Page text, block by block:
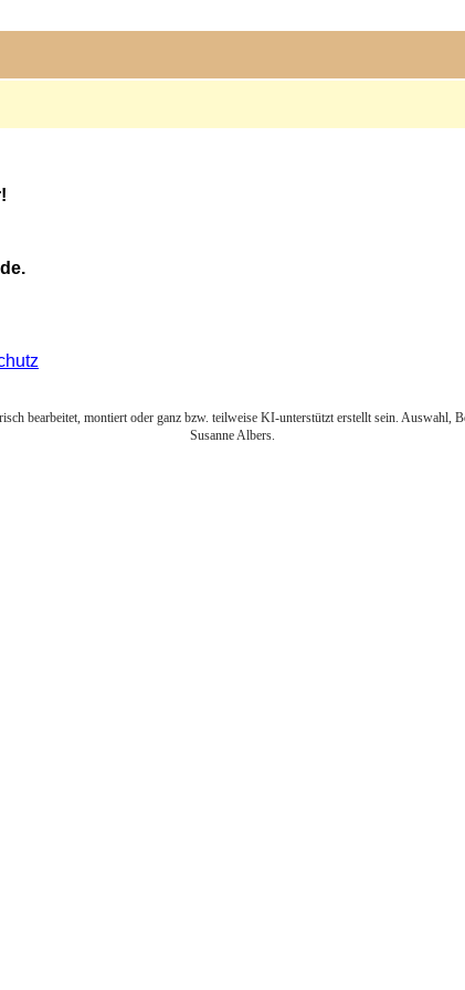
bearbeitet, montiert oder ganz bzw. teilweise KI-unterstützt erstellt sein. Auswahl,
Susanne Albers.